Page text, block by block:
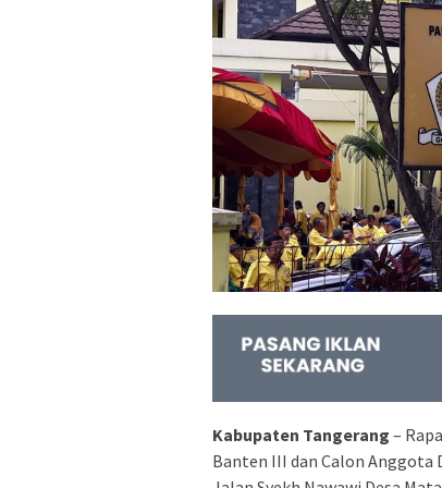
Kabupaten Tangerang –
Banten III dan Calon Anggota